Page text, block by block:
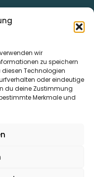
wir
zu speichern
Technologien
oder eindeutige
du deine Zustimmung
Merkmale und
Ihnen kompetent und
– 16:00 Uhr
13:00 – 16:00 Uhr